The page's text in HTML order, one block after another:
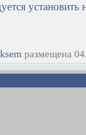
размещена